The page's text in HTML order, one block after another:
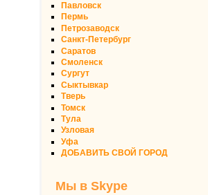
Павловск
Пермь
Петрозаводск
Санкт-Петербург
Саратов
Смоленск
Сургут
Сыктывкар
Тверь
Томск
Тула
Узловая
Уфа
ДОБАВИТЬ СВОЙ ГОРОД
Мы в Skype